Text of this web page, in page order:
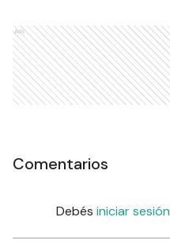
Ads
Comentarios
Debés iniciar sesión